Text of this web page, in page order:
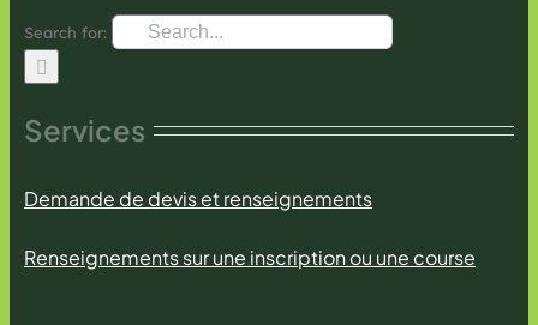
Search for:
Services
Demande de devis et renseignements
Renseignements sur une inscription ou une course